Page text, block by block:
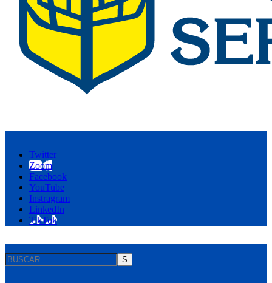
Twitter
Zoom
Facebook
YouTube
Instragram
LinkedIn
TikTok
S